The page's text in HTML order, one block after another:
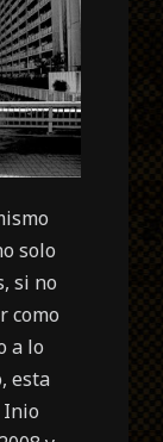
solo
si no
como
a lo
esta
Inio